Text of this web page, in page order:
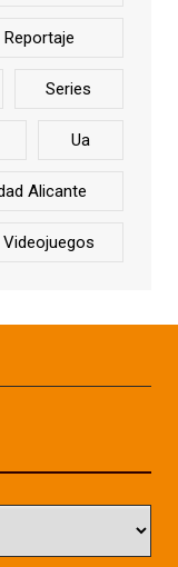
Reportaje
Series
Ua
Alicante
Videojuegos